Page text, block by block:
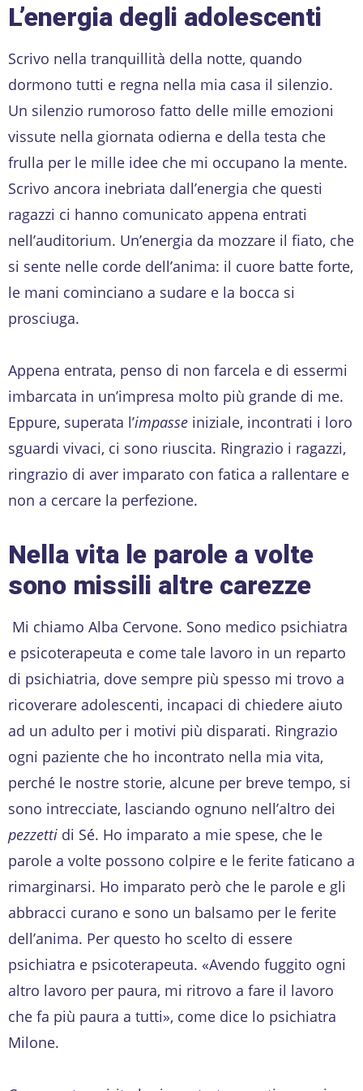
L’energia degli adolescenti
Scrivo nella tranquillità della notte, quando
dormono tutti e regna nella mia casa il silenzio.
Un silenzio rumoroso fatto delle mille emozioni
vissute nella giornata odierna e della testa che
frulla per le mille idee che mi occupano la mente.
Scrivo ancora inebriata dall’energia che questi
ragazzi ci hanno comunicato appena entrati
nell’auditorium. Un’energia da mozzare il fiato, che
si sente nelle corde dell’anima: il cuore batte forte,
le mani cominciano a sudare e la bocca si
prosciuga.
Appena entrata, penso di non farcela e di essermi
imbarcata in un’impresa molto più grande di me.
Eppure, superata l’impasse iniziale, incontrati i loro
sguardi vivaci, ci sono riuscita. Ringrazio i ragazzi,
ringrazio di aver imparato con fatica a rallentare e
non a cercare la perfezione.
Nella vita le parole a volte
sono missili altre carezze
Mi chiamo Alba Cervone. Sono medico psichiatra
e psicoterapeuta e come tale lavoro in un reparto
di psichiatria, dove sempre più spesso mi trovo a
ricoverare adolescenti, incapaci di chiedere aiuto
ad un adulto per i motivi più disparati. Ringrazio
ogni paziente che ho incontrato nella mia vita,
perché le nostre storie, alcune per breve tempo, si
sono intrecciate, lasciando ognuno nell’altro dei
pezzetti di Sé. Ho imparato a mie spese, che le
parole a volte possono colpire e le ferite faticano a
rimarginarsi. Ho imparato però che le parole e gli
abbracci curano e sono un balsamo per le ferite
dell’anima. Per questo ho scelto di essere
psichiatra e psicoterapeuta. «Avendo fuggito ogni
altro lavoro per paura, mi ritrovo a fare il lavoro
che fa più paura a tutti», come dice lo psichiatra
Milone.